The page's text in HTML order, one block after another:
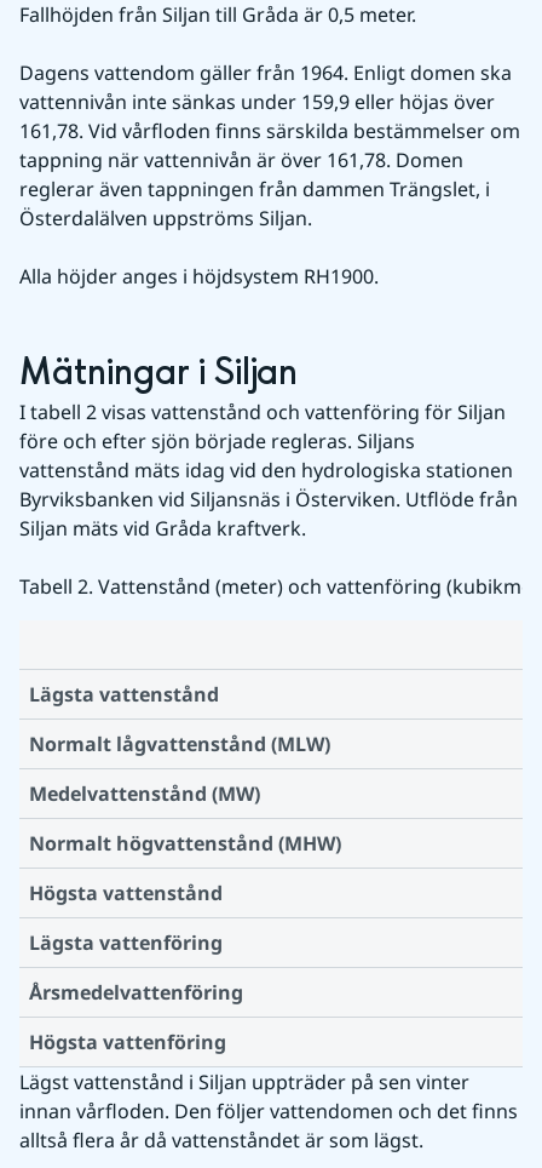
Fallhöjden från Siljan till Gråda är 0,5 meter.
Dagens vattendom gäller från 1964. Enligt domen ska
vattennivån inte sänkas under 159,9 eller höjas över
161,78. Vid vårfloden finns särskilda bestämmelser om
tappning när vattennivån är över 161,78. Domen
reglerar även tappningen från dammen Trängslet, i
Österdalälven uppströms Siljan.
Alla höjder anges i höjdsystem RH1900.
Mätningar i Siljan
I tabell 2 visas vattenstånd och vattenföring för Siljan
före och efter sjön började regleras. Siljans
vattenstånd mäts idag vid den hydrologiska stationen
Byrviksbanken vid Siljansnäs i Österviken. Utflöde från
Siljan mäts vid Gråda kraftverk.
Tabell 2. Vattenstånd (meter) och vattenföring
Lägsta vattenstånd
Normalt lågvattenstånd (MLW)
Medelvattenstånd (MW)
Normalt högvattenstånd (MHW)
Högsta vattenstånd
Lägsta vattenföring
Årsmedelvattenföring
Högsta vattenföring
Lägst vattenstånd i Siljan uppträder på sen vinter
innan vårfloden. Den följer vattendomen och det finns
alltså flera år då vattenståndet är som lägst.